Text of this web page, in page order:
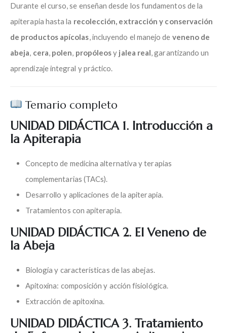
Durante el curso, se enseñan desde los fundamentos de la
apiterapia hasta la recolección, extracción y conservación
de productos apícolas, incluyendo el manejo de veneno de
abeja, cera, polen, propóleosy jalea real, garantizando un
aprendizaje integral y práctico.
Temario completo
UNIDAD DIDÁCTICA 1. Introducción a
la Apiterapia
Concepto de medicina alternativa y terapias
complementarias (TACs).
Desarrollo y aplicaciones de la apiterapia.
Tratamientos con apiterapia.
UNIDAD DIDÁCTICA 2. El Veneno de
la Abeja
Biología y características de las abejas.
Apitoxina: composición y acción fisiológica.
Extracción de apitoxina.
UNIDAD DIDÁCTICA 3. Tratamiento